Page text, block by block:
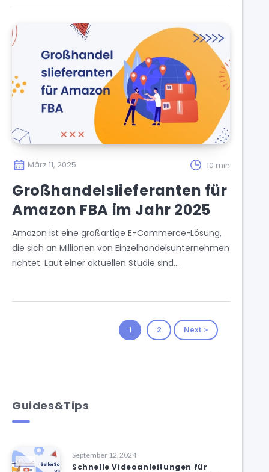
März 11, 2025 10 min
Großhandelslieferanten für
Amazon FBA im Jahr 2025
Amazon ist eine großartige E-Commerce-Lösung,
die sich an Millionen von Einzelhandelsunternehmen
richtet. Laut einer aktuellen Studie sind…
1 2 Next >
Guides&Tips
September 12, 2024
Schnelle Videoanleitungen für